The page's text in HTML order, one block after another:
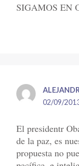
SIGAMOS EN
02/09/
El presidentr
de la paz, es
propuesta no